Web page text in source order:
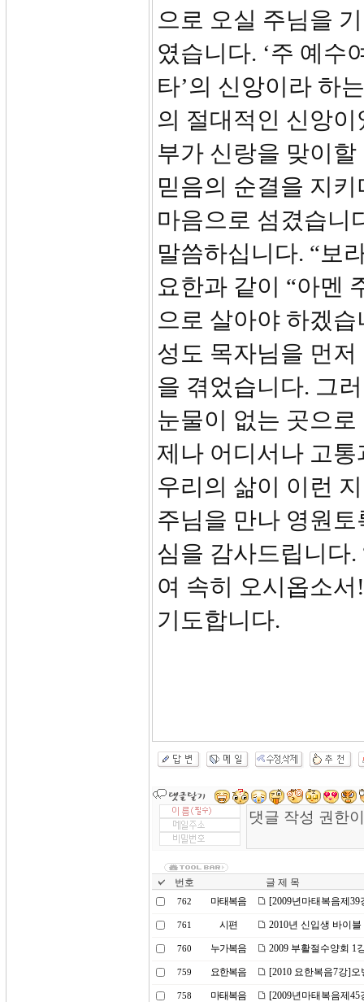
으로 오실 주님을
였습니다. ‘주 예수
타’의 신앙이라 하
의 절대적인 신앙
부가 신랑을 맞이
믿음의 순결을 지
마음으로 섬겼습니
말씀하십니다. “보
요한과 같이 “아멘
으로 살아야 하겠
성도 목자님을 먼
을 겪었습니다. 그
눈물이 없는 곳으
제나 어디서나 고
우리의 삶이 이런
주님을 만나 영원
심을 감사드립니다.
여 속히 오시옵소
기도합니다.
번호 글 제 목
762 마태복음 [2009년마태복음제
761 시편 2010년 신입생 바이
760 누가복음 2009 부활절수양회 1
759 요한복음 [2010 요한복음7강]
758 마태복음 [2009년마태복음제